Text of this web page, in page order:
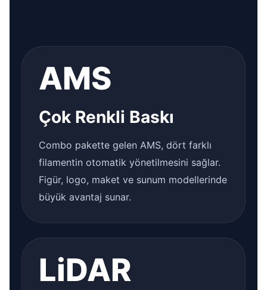
AMS
Çok Renkli Baskı
Combo pakette gelen AMS, dört farklı
filamentin otomatik yönetilmesini sağlar.
Figür, logo, maket ve sunum modellerinde
büyük avantaj sunar.
LiDAR